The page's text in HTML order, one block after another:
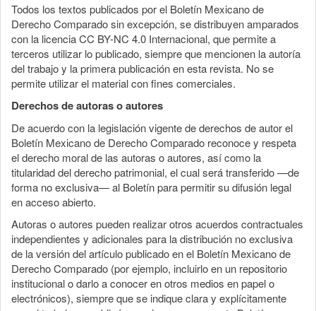
Todos los textos publicados por el Boletín Mexicano de
Derecho Comparado sin excepción, se distribuyen amparados
con la licencia CC BY-NC 4.0 Internacional, que permite a
terceros utilizar lo publicado, siempre que mencionen la autoría
del trabajo y la primera publicación en esta revista. No se
permite utilizar el material con fines comerciales.
Derechos de autoras o autores
De acuerdo con la legislación vigente de derechos de autor el
Boletín Mexicano de Derecho Comparado reconoce y respeta
el derecho moral de las autoras o autores, así como la
titularidad del derecho patrimonial, el cual será transferido —de
forma no exclusiva— al Boletín para permitir su difusión legal
en acceso abierto.
Autoras o autores pueden realizar otros acuerdos contractuales
independientes y adicionales para la distribución no exclusiva
de la versión del artículo publicado en el Boletín Mexicano de
Derecho Comparado (por ejemplo, incluirlo en un repositorio
institucional o darlo a conocer en otros medios en papel o
electrónicos), siempre que se indique clara y explícitamente